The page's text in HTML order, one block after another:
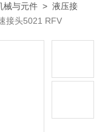
械与元件 >液压接
接头5021 RFV